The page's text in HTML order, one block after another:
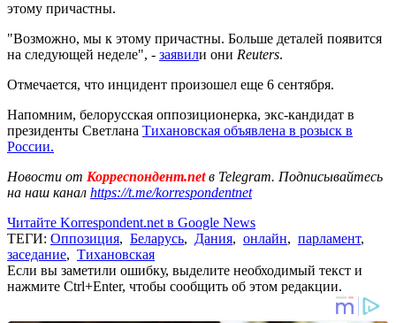
этому причастны.
"Возможно, мы к этому причастны. Больше деталей появится
на следующей неделе", - заявили они Reuters.
Отмечается, что инцидент произошел еще 6 сентября.
Напомним, белорусская оппозиционерка, экс-кандидат в
президенты Светлана Тихановская объявлена в розыск в
России.
Новости от Корреспондент.netв Telegram. Подписывайтесь
на наш канал https://t.me/korrespondentnet
Читайте Korrespondent.net в Google News
ТЕГИ: Оппозиция, Беларусь, Дания, онлайн, парламент,
заседание, Тихановская
Если вы заметили ошибку, выделите необходимый текст и
нажмите Ctrl+Enter, чтобы сообщить об этом редакции.